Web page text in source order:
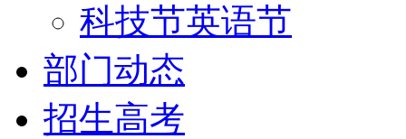
科技节英语节
部门动态
招生高考